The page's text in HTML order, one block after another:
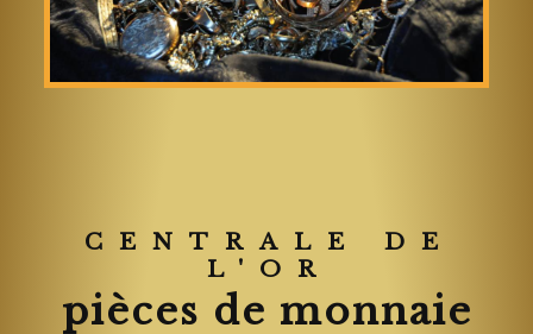
CENTRALE DE
L'OR
pièces de monnaie